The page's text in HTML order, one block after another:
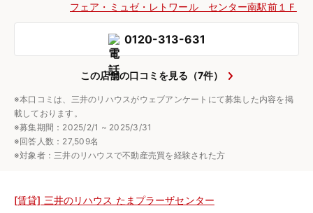
フェア・ミュゼ・レトワール センター南駅前１Ｆ
0120-313-631
この店舗の口コミを見る（7件）
※本口コミは、三井のリハウスがウェブアンケートにて募集した内容を掲
載しております。
※募集期間：2025/2/1 ~ 2025/3/31
※回答人数：27,509名
※対象者：三井のリハウスで不動産売買を経験された方
[賃貸] 三井のリハウス たまプラーザセンター